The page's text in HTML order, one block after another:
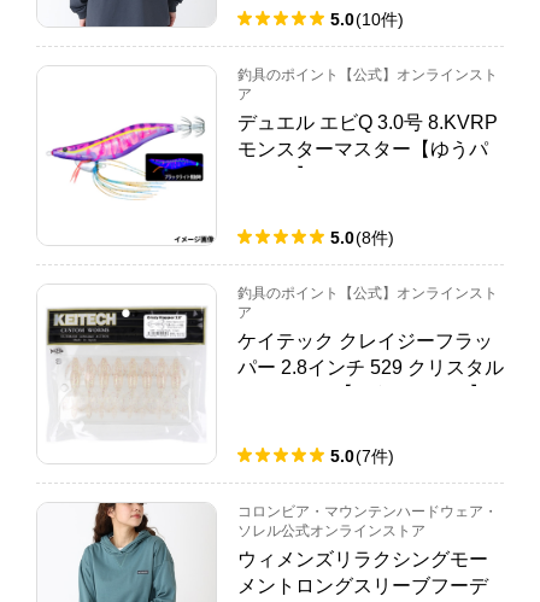
5.0(10件)
釣具のポイント【公式】オンラインスト
ア
デュエル エビQ 3.0号 8.KVRP
モンスターマスター【ゆうパ
5.0(8件)
釣具のポイント【公式】オンラインスト
ア
ケイテック クレイジーフラッ
パー 2.8インチ 529 クリスタル
5.0(7件)
コロンビア・マウンテンハードウェア・
ソレル公式オンラインストア
ウィメンズリラクシングモー
メントロングスリーブフーデ